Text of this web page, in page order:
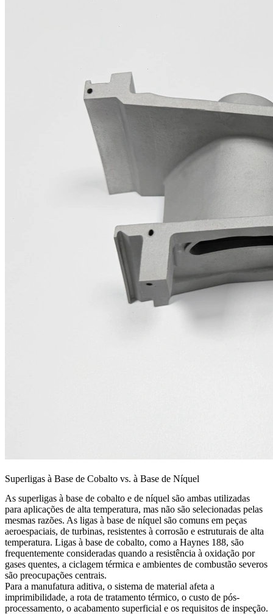
Superligas à Base de Cobalto vs. à Base de Níquel
As superligas à base de cobalto e de níquel são ambas utilizadas
para aplicações de alta temperatura, mas não são selecionadas pelas
mesmas razões. As ligas à base de níquel são comuns em peças
aeroespaciais, de turbinas, resistentes à corrosão e estruturais de alta
temperatura. Ligas à base de cobalto, como a Haynes 188, são
frequentemente consideradas quando a resistência à oxidação por
gases quentes, a ciclagem térmica e ambientes de combustão severos
são preocupações centrais.
Para a manufatura aditiva, o sistema de material afeta a
imprimibilidade, a rota de tratamento térmico, o custo de pós-
processamento, o acabamento superficial e os requisitos de inspeção.